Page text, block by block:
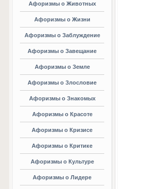
Афоризмы о Животных
Афоризмы о Жизни
Афоризмы о Заблуждение
Афоризмы о Завещание
Афоризмы о Земле
Афоризмы о Злословие
Афоризмы о Знакомых
Афоризмы о Красоте
Афоризмы о Кризисе
Афоризмы о Критике
Афоризмы о Культуре
Афоризмы о Лидере